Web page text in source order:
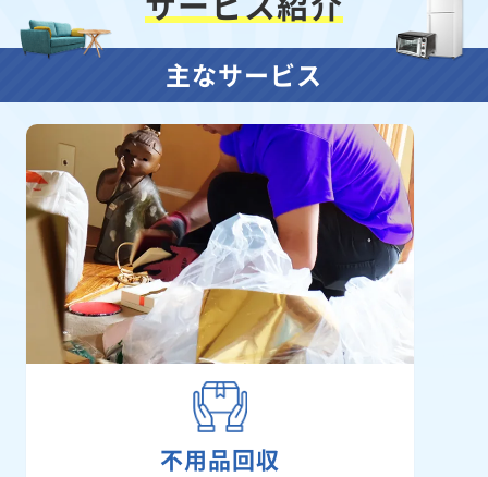
主なサービス
不用品回収